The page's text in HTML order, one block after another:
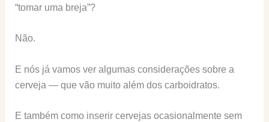
“tomar uma breja”?
Não.
E nós já vamos ver algumas considerações sobre a
cerveja — que vão muito além dos carboidratos.
E também como inserir cervejas ocasionalmente sem